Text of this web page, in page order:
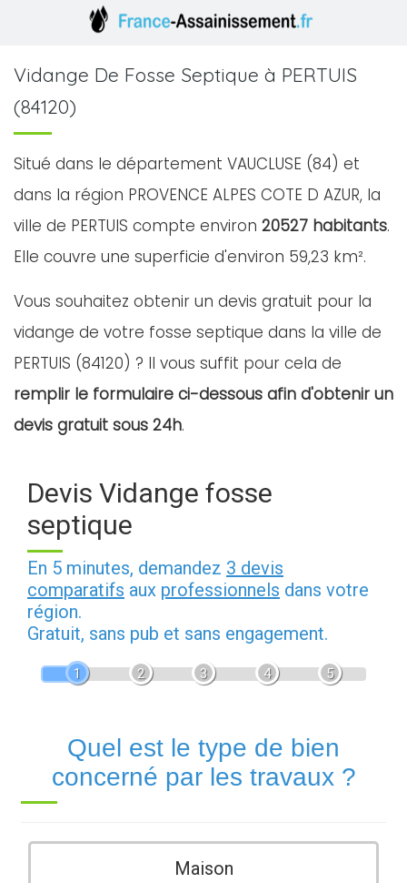
Vidange De Fosse Septique à PERTUIS
(84120)
Situé dans le département VAUCLUSE (84) et
dans la région PROVENCE ALPES COTE D AZUR, la
ville de PERTUIS compte environ 20527 habitants.
Elle couvre une superficie d'environ 59,23 km².
Vous souhaitez obtenir un devis gratuit pour la
vidange de votre fosse septique dans la ville de
PERTUIS (84120) ? Il vous suffit pour cela de
remplir le formulaire ci-dessous afin d'obtenir un
devis gratuit sous 24h.
Devis Vidange fosse
septique
En 5 minutes, demandez 3 devis
comparatifs aux professionnels dans votre
région.
Gratuit, sans pub et sans engagement.
1 2 3 4 5
Quel est le type de bien
concerné par les travaux ?
Maison